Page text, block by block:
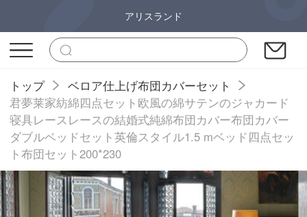
アリスランド
トップ
ベロア仕上げ布団カバーセット
君夢莱家紡綿四点セット欧風の綿サテンのジャカード
寝具レースレースの結婚式純綿布団カバー布団カバー
ダブルベッドセット英倫スタイル1.5 mベッド四点セッ
ト布団セット200*230